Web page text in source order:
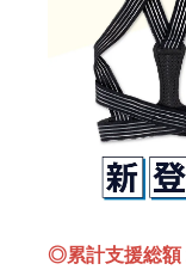
◎累計支援総額